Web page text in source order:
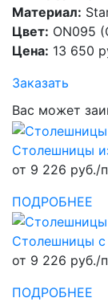
Материал:
Цвет: ON095
Цена: 13 650
Заказать
Вас может
Столешницы
от 9 226 руб./
ПОДРОБНЕЕ
Столешницы
от 9 226 руб./
ПОДРОБНЕЕ